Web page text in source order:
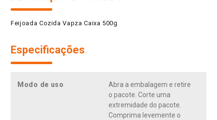
Feijoada Cozida Vapza Caixa 500g
Especificações
Modo de uso
Abra a embalagem e retire
o pacote. Corte uma
extremidade do pacote.
Comprima levemente o